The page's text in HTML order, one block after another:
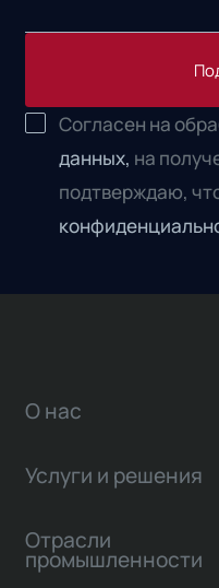
Согласен на
данных, на
подтверждаю,
О нас
Услуги и решения
Отрасли
промышленности